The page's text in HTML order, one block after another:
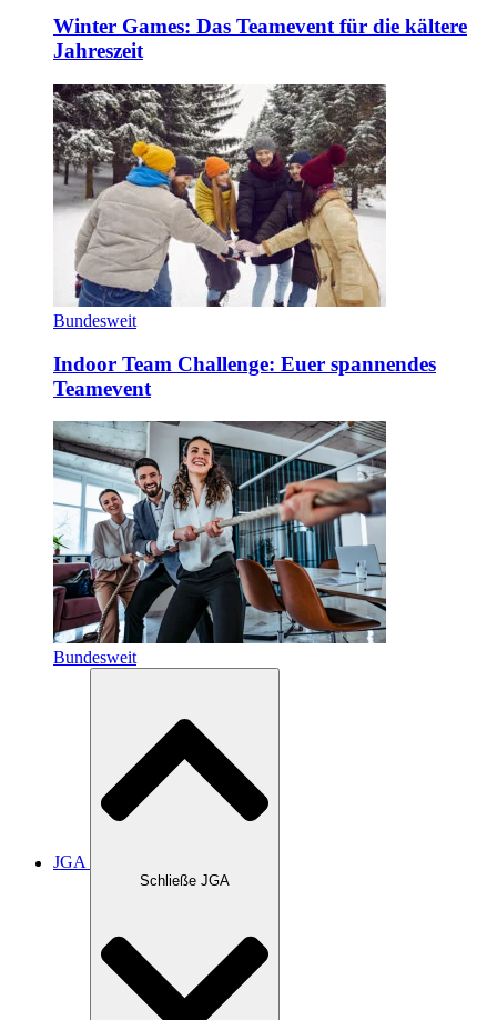
Winter Games: Das Teamevent für die kältere
Jahreszeit
Bundesweit
Indoor Team Challenge: Euer spannendes
Teamevent
Bundesweit
JGA
Schließe JGA